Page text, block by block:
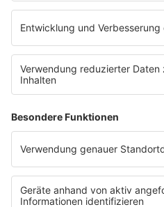
barba radio App
Impressum
Datenschutz Facebook &
Datenschutzeinstellungen
Clubbedingungen
Werbung schalten
Waffel-Werbepartner
80s80s.de
90s90s.de
Schlagerplanetradio.com
1deutsch.de